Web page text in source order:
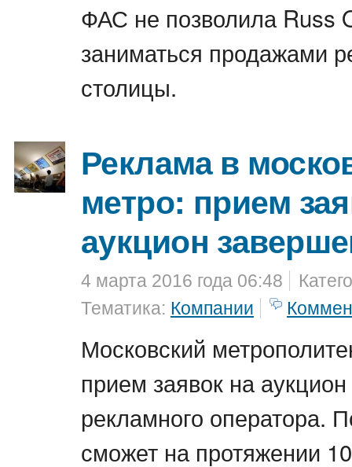
ФАС не позволила Russ
заниматься продажами
столицы.
Реклама в
метро: прием
аукцион
4 марта 2016 года 06:48
Тематика: Компании
Московский
прием заявок на
рекламного оператора.
сможет на протяжении